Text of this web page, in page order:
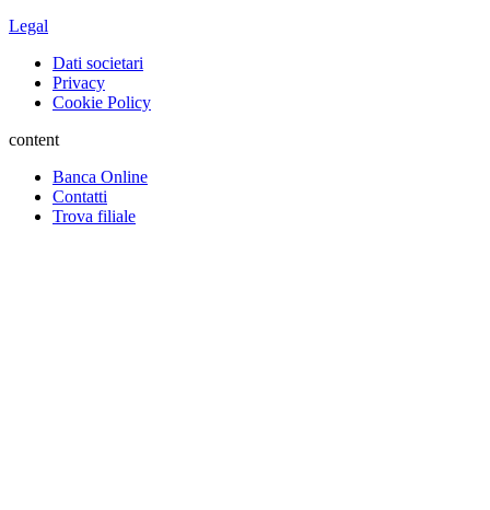
Legal
Dati societari
Privacy
Cookie Policy
content
Banca Online
Contatti
Trova filiale